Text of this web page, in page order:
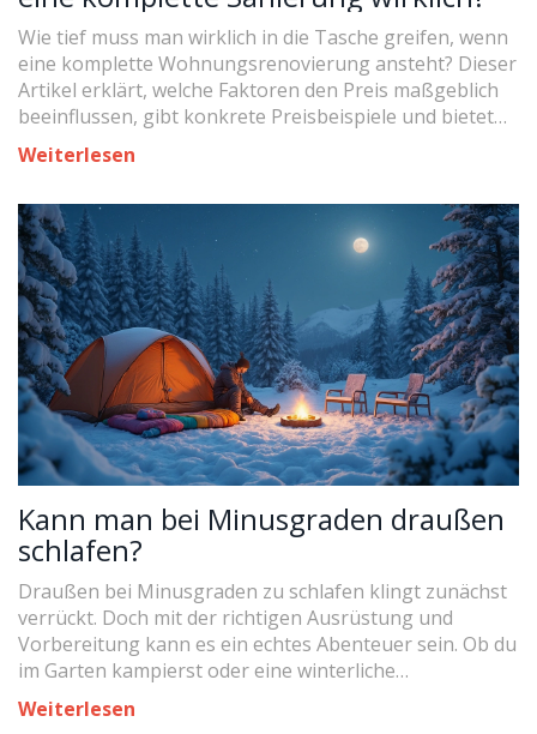
Wie tief muss man wirklich in die Tasche greifen, wenn
eine komplette Wohnungsrenovierung ansteht? Dieser
Artikel erklärt, welche Faktoren den Preis maßgeblich
beeinflussen, gibt konkrete Preisbeispiele und bietet
Tipps, wie man clever sparen kann – ohne an Qualität
zu verlieren. Wer wissen möchte, was sich bei
Fördermittel nutzen lassen, wird hier fündig. Klar,
ehrlich und auf den Punkt. Nach diesem Text weißt du,
worauf du achten musst.
Weiterlesen
Kann man bei Minusgraden draußen
schlafen?
Draußen bei Minusgraden zu schlafen klingt zunächst
verrückt. Doch mit der richtigen Ausrüstung und
Vorbereitung kann es ein echtes Abenteuer sein. Ob du
im Garten kampierst oder eine winterliche
Trekkingtour planst, die Wahl der richtigen Ausrüstung
ist entscheidend. In diesem Artikel erfährst du
Weiterlesen